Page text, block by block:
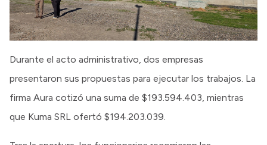
Durante el acto administrativo, dos empresas
presentaron sus propuestas para ejecutar los trabajos. La
firma Aura cotizó una suma de $193.594.403, mientras
que Kuma SRL ofertó $194.203.039.